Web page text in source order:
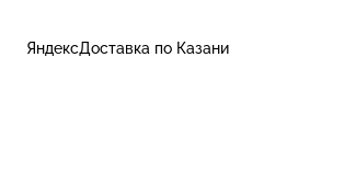
ЯндексДоставка по Казани